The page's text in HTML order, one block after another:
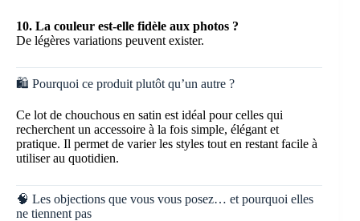
10. La couleur est-elle fidèle aux photos ?
De légères variations peuvent exister.
🛍️ Pourquoi ce produit plutôt qu’un autre ?
Ce lot de chouchous en satin est idéal pour celles qui
recherchent un accessoire à la fois simple, élégant et
pratique. Il permet de varier les styles tout en restant facile à
utiliser au quotidien.
🧠 Les objections que vous vous posez… et pourquoi elles
ne tiennent pas